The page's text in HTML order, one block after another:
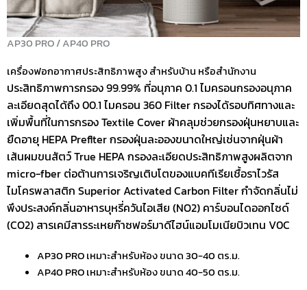
AP30 PRO / AP40 PRO
เครื่องฟอกอากาศประสิทธิภาพสูง สำหรับบ้าน หรือสำนักงาน
ประสิทธิภาพการกรอง 99.99% ที่อนุภาค 0.1 ไมครอนกรองอนุภาค
ละเอียดสุดได้ถึง 00.1 ไมครอน 360 Filter กรองได้รอบทิศทางและ
เพิ่มพื้นที่ในการกรอง Textile Cover ผ้าคลุมช่วยกรองฝุ่นหยาบและ
ยืดอายุ HEPA Preflter กรองฝุ่นละอองขนาดใหญ่เช่นจากฝุ่นผ้า
เส้นผมขนสัตว์ True HEPA กรองละเอียดประสิทธิภาพสูงผลิตจาก
micro-fber ต่อต้านการเจริญเติบโตของแบคทีเรียเชื้อราไวรัส
ไมโครพลาสติก Superior Activated Carbon Filter กำจัดกลิ่นไม่
พึงประสงค์กลิ่นอาหารบุหรี่ควันไอเสีย (NO2) คาร์บอนไดออกไซด์
(CO2) สารเคมีสารระเหยก๊าซฟอร์มาดีไฮน์แอมโมเนียบิวเทน V0C
AP30 PRO เหมาะสำหรับห้อง ขนาด 30-40 ตร.ม.
AP40 PRO เหมาะสำหรับห้อง ขนาด 40-50 ตร.ม.